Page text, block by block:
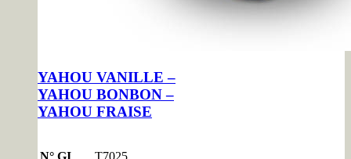
YAHOU VANILLE –
YAHOU BONBON –
YAHOU FRAISE